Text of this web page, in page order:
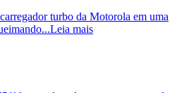
turbo da Motorola em uma
Leia mais